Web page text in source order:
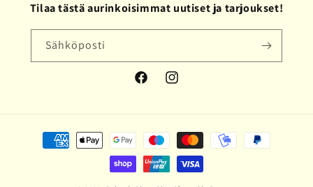
Tilaa tästä aurinkoisimmat uutiset ja tarjoukset!
Sähköposti
FacebookInstagram
Maksutavat